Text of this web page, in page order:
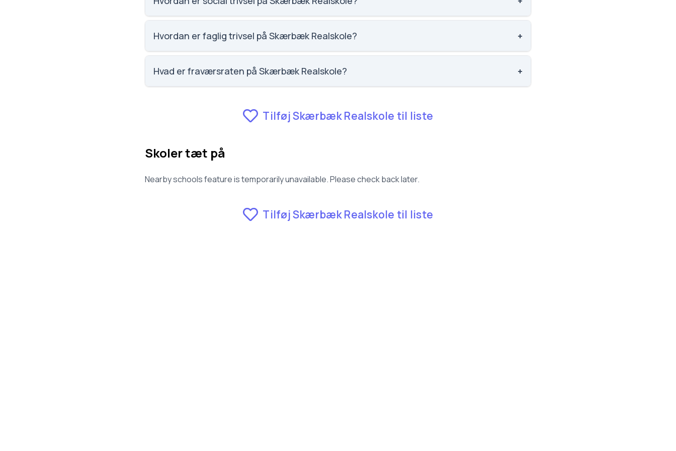
Vi har ikke data om social trivsel for Skærbæk Realskole.
Hvordan er faglig trivsel på Skærbæk Realskole? +
Vi har ikke data om faglig trivsel for Skærbæk Realskole.
Hvad er fraværsraten på Skærbæk Realskole? +
Tilføj Skærbæk Realskole til liste
Skoler tæt på
Nearby schools feature is temporarily unavailable. Please check back later.
Tilføj Skærbæk Realskole til liste